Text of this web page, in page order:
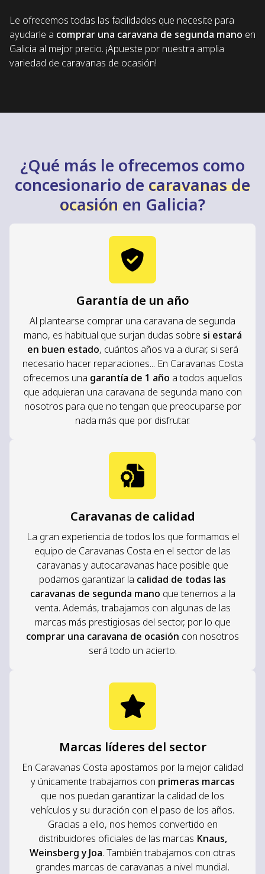
Le ofrecemos todas las facilidades que necesite para
ayudarle a comprar una caravana de segunda mano en
Galicia al mejor precio. ¡Apueste por nuestra amplia
variedad de caravanas de ocasión!
¿Qué más le ofrecemos como
concesionario de caravanas de
ocasión en Galicia?
Garantía de un año
Al plantearse comprar una caravana de segunda
mano, es habitual que surjan dudas sobre si estará
en buen estado, cuántos años va a durar, si será
necesario hacer reparaciones... En Caravanas Costa
ofrecemos una garantía de 1 año a todos aquellos
que adquieran una caravana de segunda mano con
nosotros para que no tengan que preocuparse por
nada más que por disfrutar.
Caravanas de calidad
La gran experiencia de todos los que formamos el
equipo de Caravanas Costa en el sector de las
caravanas y autocaravanas hace posible que
podamos garantizar la calidad de todas las
caravanas de segunda mano que tenemos a la
venta. Además, trabajamos con algunas de las
marcas más prestigiosas del sector, por lo que
comprar una caravana de ocasión con nosotros
será todo un acierto.
Marcas líderes del sector
En Caravanas Costa apostamos por la mejor calidad
y únicamente trabajamos con primeras marcas
que nos puedan garantizar la calidad de los
vehículos y su duración con el paso de los años.
Gracias a ello, nos hemos convertido en
distribuidores oficiales de las marcas Knaus,
Weinsberg y Joa. También trabajamos con otras
grandes marcas de caravanas a nivel mundial.